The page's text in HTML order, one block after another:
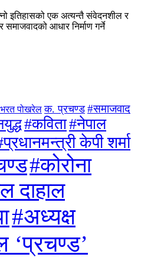
इतिहासको एक अत्यन्तै संवेदनशील र
समाजवादको आधार निर्माण गर्ने
पोखरेल क. प्रचण्ड #समाजवाद
#कविता#नेपाल
केपी शर्मा
#कोरोना
दाहाल
#अध्यक्ष
‘प्रचण्ड’